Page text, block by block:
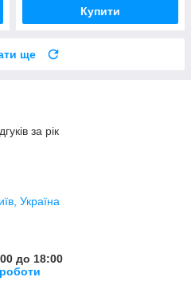
Купити
ще
за рік
Україна
до 18:00